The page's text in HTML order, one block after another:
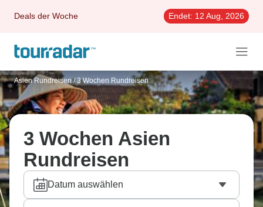
Deals der Woche Endet: 12 Aug, 2026
Asien Rundreisen / 3 Wochen Rundreisen
3 Wochen Asien
Rundreisen
Datum auswählen